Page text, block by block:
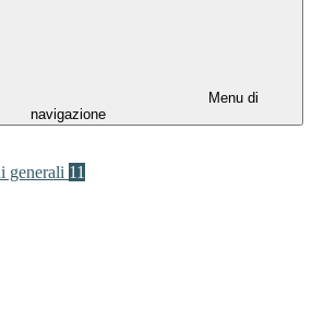
Menu di
navigazione
generali 11